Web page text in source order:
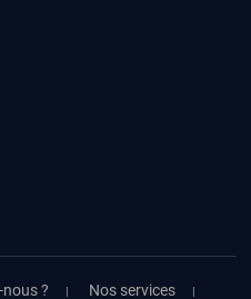
? Nos services